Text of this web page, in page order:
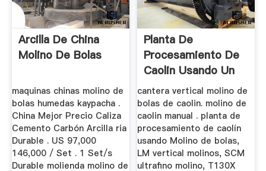
Arcilla De China
Molino De Bolas
maquinas chinas molino de
bolas humedas kaypacha .
China Mejor Precio Caliza
Cemento Carbón Arcilla ria
Durable . US 97,000
146,000 / Set . 1 Set/s
Durable molienda molino de
Planta De
Procesamiento De
Caolin Usando Un
Molino De Bolas
cantera vertical molino de
bolas de caolin. molino de
caolin manual . planta de
procesamiento de caolín
usando Molino de bolas,
LM vertical molinos, SCM
ultrafino molino, T130X